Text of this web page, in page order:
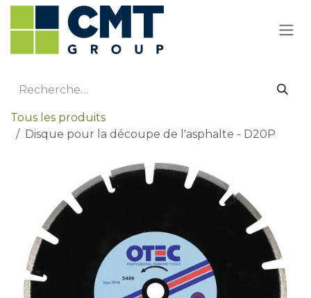
Se rendre au contenu
Tous les produits
Disque pour la découpe de l'asphalte - D20P